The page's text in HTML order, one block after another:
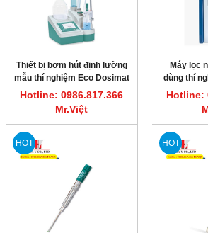
Thiết bị bơm hút định lưỡng
mẫu thí nghiệm Eco Dosimat
Metrohm
Hotline: 0986.817.366
Mr.Việt
Máy lọc
dùng thí
900,
Hotline:
HOT HOT